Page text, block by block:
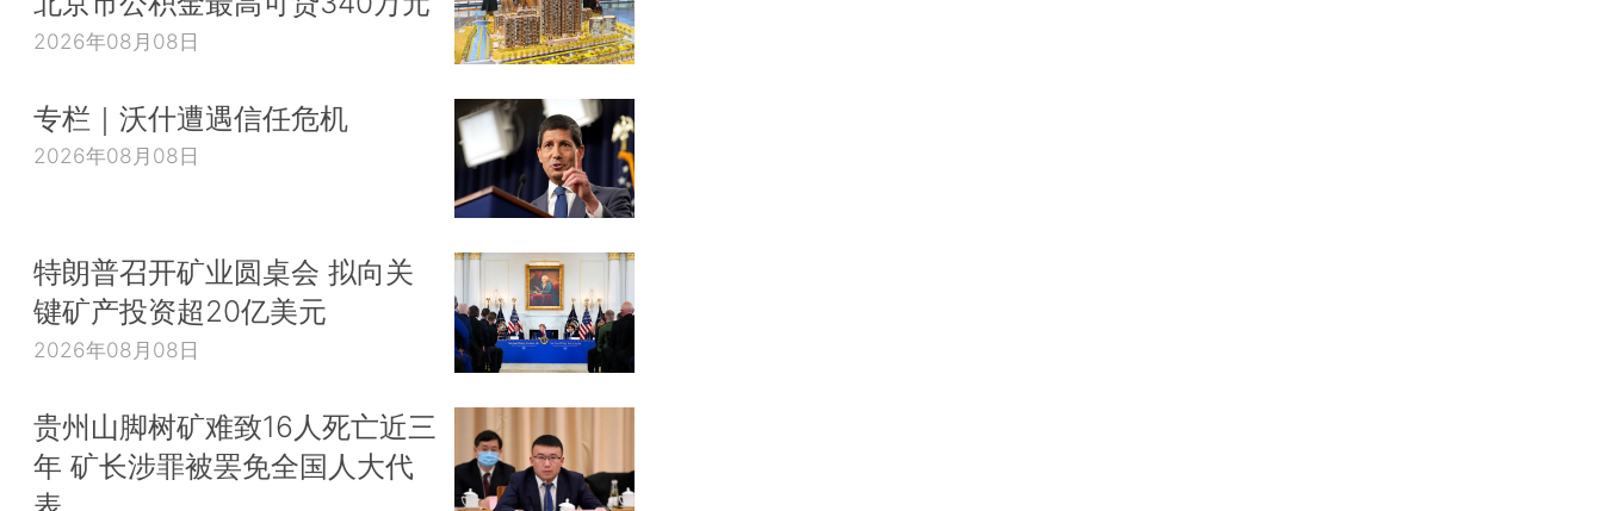
2026年08月08日
专栏｜沃什遭遇信任危机
2026年08月08日
特朗普召开矿业圆桌会 拟向关
键矿产投资超20亿美元
2026年08月08日
贵州山脚树矿难致16人死亡近三
年 矿长涉罪被罢免全国人大代